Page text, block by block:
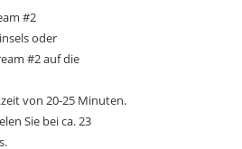
#2
oder
#2 auf die
von 20-25 Minuten.
Sie bei ca. 23